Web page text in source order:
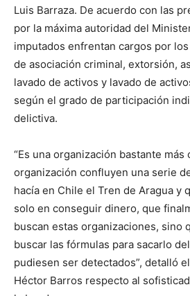
Luis Barraza. De acuerdo con las
por la máxima autoridad del
imputados enfrentan cargos por
de asociación criminal, extorsión,
lavado de activos y lavado de
según el grado de participación
delictiva.
“Es una organización bastante más
organización confluyen una serie
hacía en Chile el Tren de Aragua y
solo en conseguir dinero, que
buscan estas organizaciones, sino
buscar las fórmulas para sacarlo
pudiesen ser detectados”, detalló
Héctor Barros respecto al